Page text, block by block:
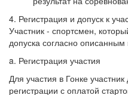
4. Регистрация и допуск к
Участник - спортсмен,
допуска согласно
a. Регистрация участия
Для участия в Гонке
регистрации с оплатой